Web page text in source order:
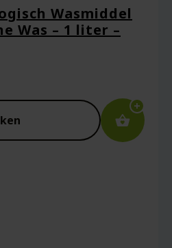
Wasmiddel
Was – 1 liter –